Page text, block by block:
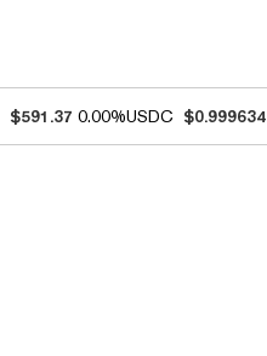
$591.37 0.00%USDC $0.999634